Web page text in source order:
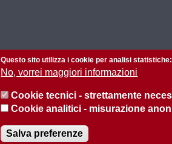
P.I. 00742430283 C.F. 80006480281
Questo sito utilizza i cookie per analisi
No, vorrei maggiori informazioni
Cookie tecnici - strettamente
Cookie analitici - misurazione
Salva preferenze